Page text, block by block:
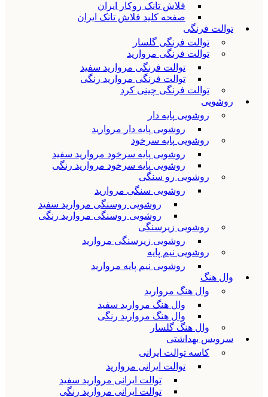
فلاش تانک روکار ایران
صفحه کلید فلاش تانک ایران
توالت فرنگی
توالت فرنگی گلسار
توالت فرنگی مروارید
توالت فرنگی مروارید سفید
توالت فرنگی مروارید رنگی
توالت فرنگی چینی کرد
روشویی
روشویی پایه دار
روشویی پایه دار مروارید
روشویی پایه سرخود
روشویی پایه سرخود مروارید سفید
روشویی پایه سرخود مروارید رنگی
روشویی رو سنگی
روشویی سنگی مروارید
روشویی روسنگی مروارید سفید
روشویی روسنگی مروارید رنگی
روشویی زیرسنگی
روشویی زیرسنگی مروارید
روشویی نیم پایه
روشویی نیم پایه مروارید
وال هنگ
وال هنگ مروارید
وال هنگ مروارید سفید
وال هنگ مروارید رنگی
وال هنگ گلسار
سرویس بهداشتی
کاسه توالت ایرانی
توالت ایرانی مروارید
توالت ایرانی مروارید سفید
توالت ایرانی مروارید رنگی